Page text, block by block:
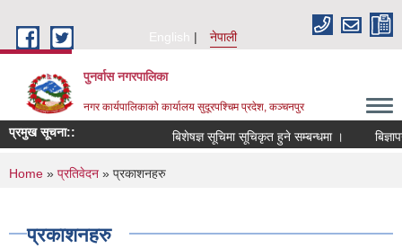
English
नेपाली
पुनर्वास नगरपालिका
नगर कार्यपालिकाको कार्यालय सुदूरपश्चिम प्रदेश, कञ्चनपुर
प्रमुख सूचना:: बिशेषज्ञ सूचिमा सूचिकृत हुने सम्बन्धमा ।
You are here
Home » प्रतिवेदन » प्रकाशनहरु
प्रकाशनहरु